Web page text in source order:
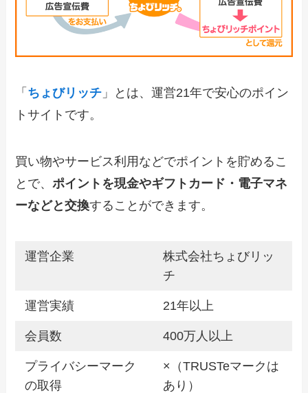
「 ちょびリッチ 」とは、運営21年で安心のポイン
トサイトです。
買い物やサービス利用などでポイントを貯めるこ
とで、ポイントを現金やギフトカード・電子マネ
ーなどと交換することができます。
運営企業
株式会社ちょびリッ
チ
運営実績 21年以上
会員数 400万人以上
プライバシーマーク
の取得
×（TRUSTeマークは
あり）